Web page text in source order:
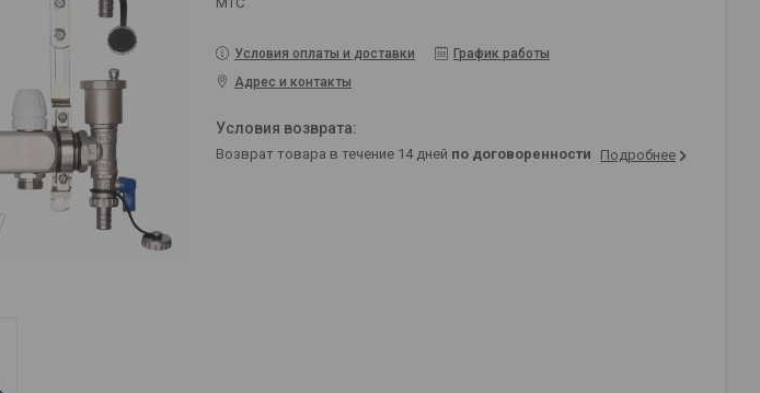
Условия оплаты и доставки
График работы
Адрес и контакты
возврат товара в течение 14 дней по договоренности Подробнее